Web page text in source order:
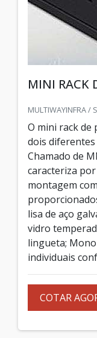
MINI RACK
MULTIWAYINFRA /
O mini rack de
dois
Chamado de
caracteriza
montagem
lisa de aço
vidro
lingueta;
individuais
COTAR